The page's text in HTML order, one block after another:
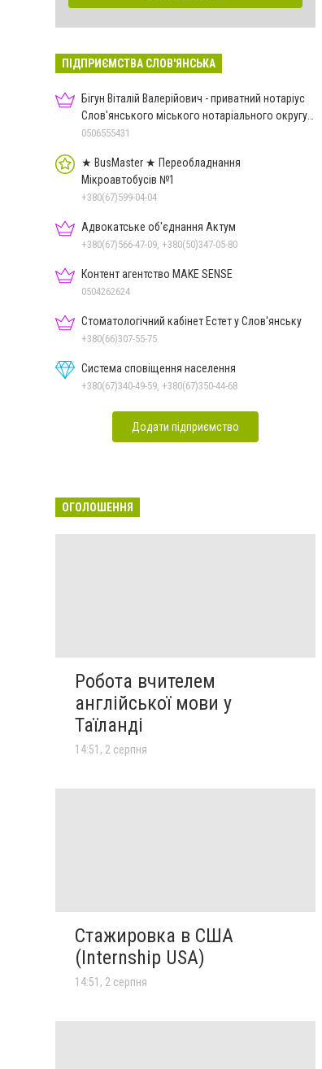
ПІДПРИЄМСТВА СЛОВ'ЯНСЬКА
Бігун Віталій Валерійович - приватний нотаріус
Слов'янського міського нотаріального округу
Дон.обл.
0506555431
★ BusMaster ★ Переобладнання
Мікроавтобусів №1
+380(67)599-04-04
Адвокатське об'єднання Актум
+380(67)566-47-09, +380(50)347-05-80
Контент агентство MAKE SENSE
0504262624
Стоматологічний кабінет Естет у Слов'янську
+380(66)307-55-75
Система сповіщення населення
+380(67)340-49-59, +380(67)350-44-68
Додати підприємство
ОГОЛОШЕННЯ
Робота вчителем
англійської мови у
Таїланді
14:51, 2 серпня
Стажировка в США
(Internship USA)
14:51, 2 серпня